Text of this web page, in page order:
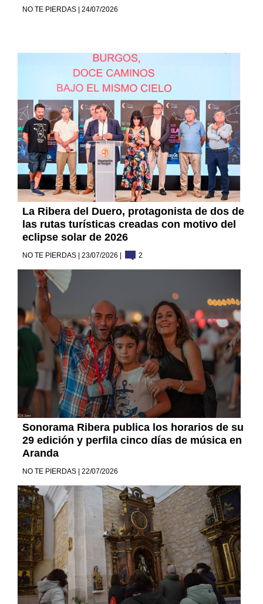
NO TE PIERDAS | 24/07/2026
La Ribera del Duero, protagonista de dos de
las rutas turísticas creadas con motivo del
eclipse solar de 2026
NO TE PIERDAS | 23/07/2026 | 2
Sonorama Ribera publica los horarios de su
29 edición y perfila cinco días de música en
Aranda
NO TE PIERDAS | 22/07/2026